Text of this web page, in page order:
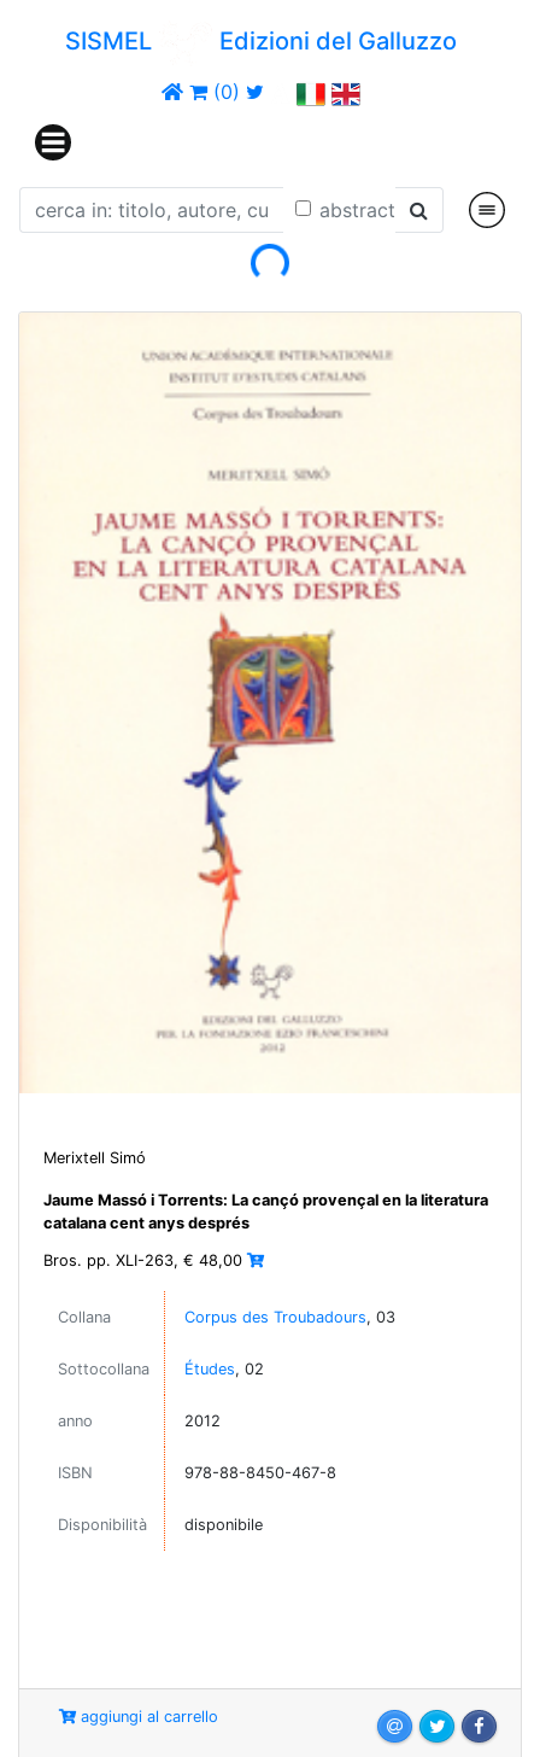
SISMEL Edizioni del Galluzzo
(0)
abstract
Loading...
Merixtell Simó
Jaume Massó i Torrents: La cançó provençal en la literatura
catalana cent anys després
Bros. pp. XLI-263, € 48,00
Collana Corpus des Troubadours, 03
Sottocollana Études, 02
anno 2012
ISBN 978-88-8450-467-8
Disponibilità disponibile
aggiungi al carrello